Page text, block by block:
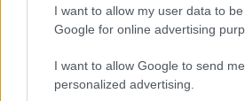
I want to allow my user data to
Google for online advertising
I want to allow Google to send me
personalized advertising.
„A csúcs opcionális, a